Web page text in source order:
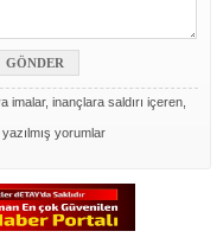
inançlara saldırı içeren,
yorumlar